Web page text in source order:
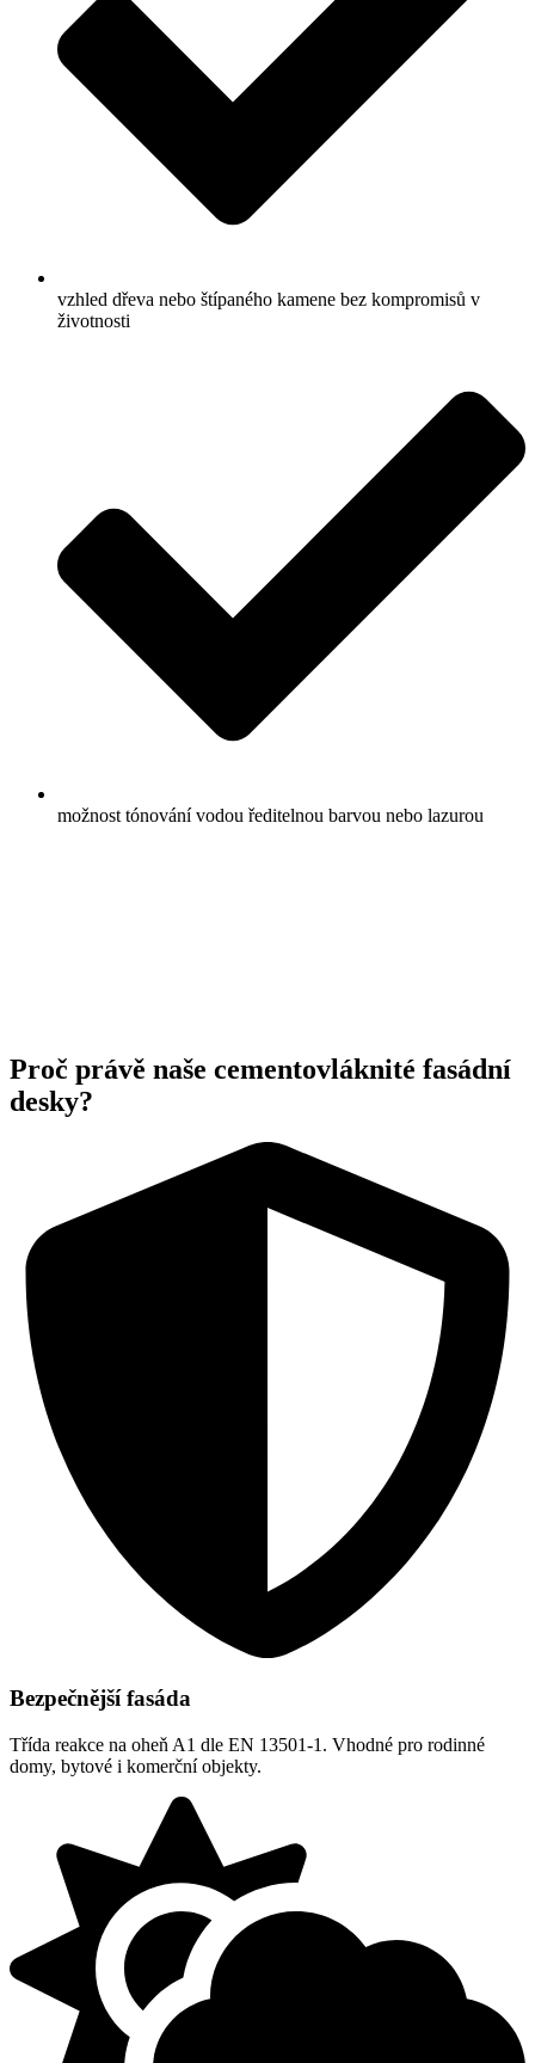
vzhled dřeva nebo štípaného kamene bez kompromisů v
životnosti
možnost tónování vodou ředitelnou barvou nebo lazurou
Proč právě naše cementovláknité fasádní
desky?
Bezpečnější fasáda
Třída reakce na oheň A1 dle EN 13501-1. Vhodné pro rodinné
domy, bytové i komerční objekty.